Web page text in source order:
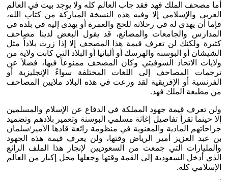
أما مصحف الملك فهد فقد جاب العالم كله ولا يوجد بيت في العالم
العربي والإسلامي إلا وفيه هذه النسخة المباركة من كتاب الله،
فإما أن يهدى له في رحلاته للحج والعمرة أو يهدى إليه في بلده في
المدارس والجامعات والمصانع، قد يقول البعض لدينا مصاحف
كثيرة ولكنك لن تعرف قيمة هذا المصحف إلا إذا زرت بلاداً مثل
الشيشان أو البوسنة والهرسك أو ألبانيا أو البلاد التي كانت ولاية من
ولايات الاتحاد السوفيتي وكان المصحف ممنوعاً فيها، فضلاً عن
ترجمات المصاحف إلى اللغات المختلفة سواءً الإنجليزية أو
الفرنسية أو الإفريقية لقد وزعت في هذه البلاد ملايين المصاحف
من مطبعة الملك فهد.
ولن تعرف قيمة جهود المملكة في الدفاع عن الإسلام والمسلمين
إلا حينما تقرأ تفاصيل إغاثة مسلمي البوسنة وتعمير بلادهم وتضميد
جراحاتهم المادية والمعنوية في منظومة رائعة قادها الأمير/سلمان
بن عبد العزيز أمير الرياض وقتها، ولن يعرف قيمة هذه الجهود
والمليارات التي جمعت من السعوديين لإنجاز هذا الملف الرائع
الذي أدخل السعودية إلى القمة وقتها وجعلها محل إكبار من العالم
الإسلامي كله.